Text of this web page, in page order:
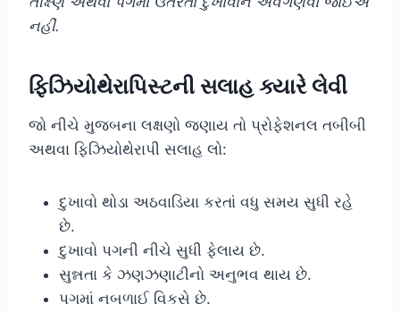
નહીં.
ફિઝિયોથેરાપિસ્ટની સલાહ ક્યારે લેવી
જો નીચે મુજબના લક્ષણો જણાય તો પ્રોફેશનલ તબીબી
અથવા ફિઝિયોથેરાપી સલાહ લો:
દુખાવો થોડા અઠવાડિયા કરતાં વધુ સમય સુધી રહે
છે.
દુખાવો પગની નીચે સુધી ફેલાય છે.
સુન્નતા કે ઝણઝણાટીનો અનુભવ થાય છે.
પગમાં નબળાઈ વિકસે છે.